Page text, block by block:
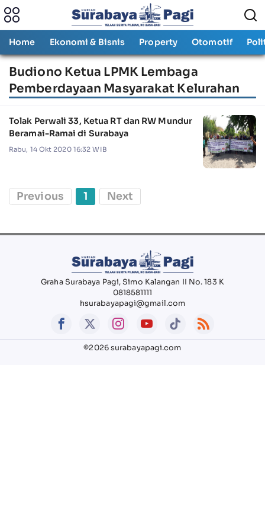
Home Ekonomi & Bisnis Property Otomotif
Budiono Ketua LPMK Lembaga
Pemberdayaan Masyarakat Kelurahan
Tolak Perwali 33, Ketua RT dan RW Mundur
Beramai-Ramai di Surabaya
Rabu, 14 Okt 2020 16:32 WIB
Previous 1 Next
Graha Surabaya Pagi, Simo Kalangan II No. 183 K
0818581111
hsurabayapagi@gmail.com
©2026 surabayapagi.com